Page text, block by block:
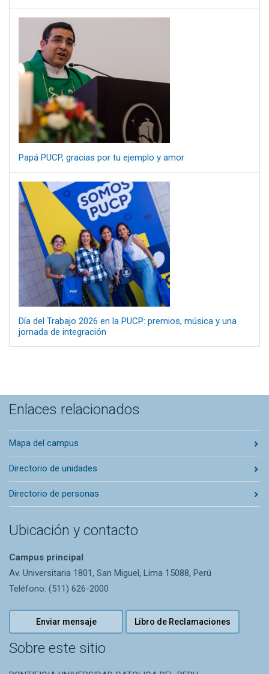
Papá PUCP, gracias por tu ejemplo y amor
Día del Trabajo 2026 en la PUCP: premios, música y una
jornada de integración
Enlaces relacionados
Mapa del campus
Directorio de unidades
Directorio de personas
Ubicación y contacto
Campus principal
Av. Universitaria 1801, San Miguel, Lima 15088, Perú
Teléfono: (511) 626-2000
Enviar mensaje Libro de Reclamaciones
Sobre este sitio